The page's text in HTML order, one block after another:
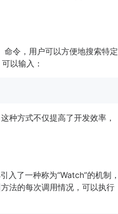
令，用户可以方便地搜索特定
以输入：
种方式不仅提高了开发效率，
了一种称为“Watch”的机制，
方法的每次调用情况，可以执行